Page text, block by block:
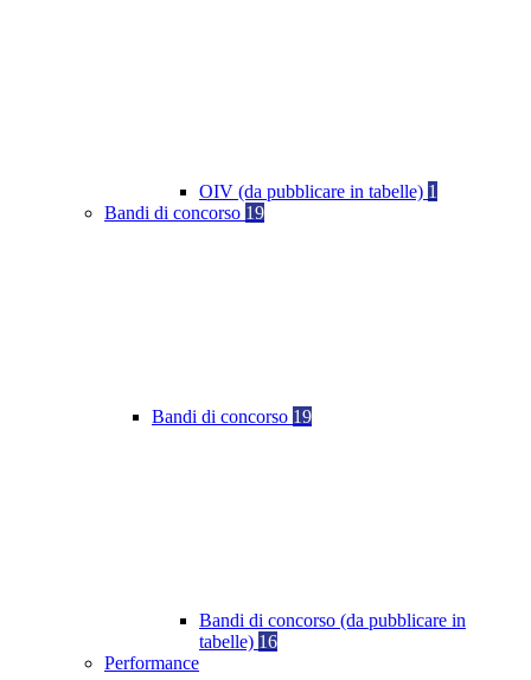
OIV (da pubblicare in tabelle) 1
Bandi di concorso 19
Bandi di concorso 19
Bandi di concorso (da pubblicare in
tabelle) 16
Performance